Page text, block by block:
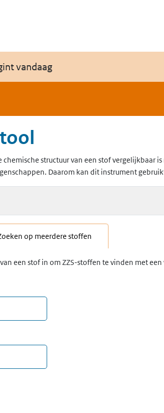
vandaag
structuur van een stof vergelijkbaar is
Daarom kan dit instrument
op meerdere stoffen
een stof in om ZZS-stoffen te vinden met